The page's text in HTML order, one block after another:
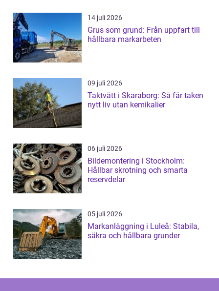
14 juli 2026
Grus som grund: Från uppfart till
hållbara markarbeten
09 juli 2026
Taktvätt i Skaraborg: Så får taken
nytt liv utan kemikalier
06 juli 2026
Bildemontering i Stockholm:
Hållbar skrotning och smarta
reservdelar
05 juli 2026
Markanläggning i Luleå: Stabila,
säkra och hållbara grunder